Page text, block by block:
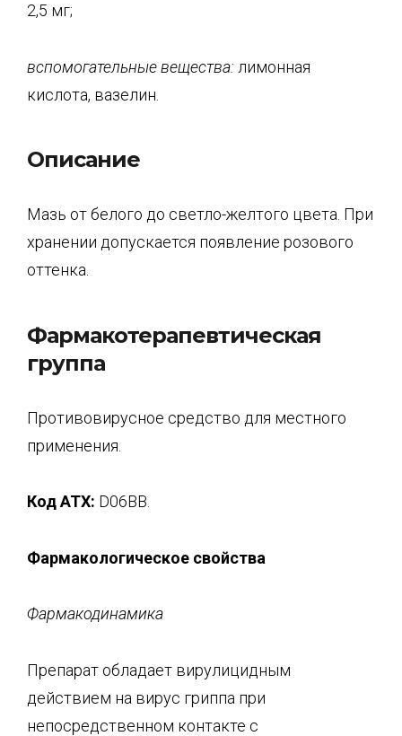
2,5 мг;
вспомогательные вещества: лимонная
кислота, вазелин.
Описание
Мазь от белого до светло-желтого цвета. При
хранении допускается появление розового
оттенка.
Фармакотерапевтическая
группа
Противовирусное средство для местного
применения.
Код АТХ: D06BB.
Фармакологическое свойства
Фармакодинамика
Препарат обладает вирулицидным
действием на вирус гриппа при
непосредственном контакте с